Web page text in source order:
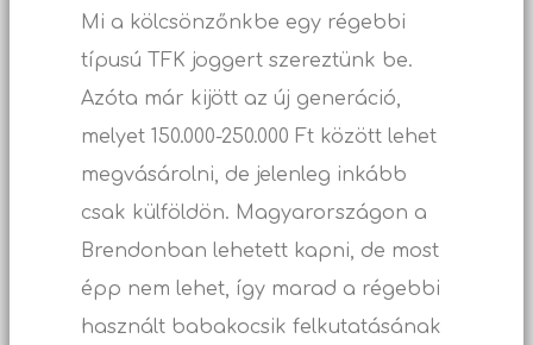
Mi a kölcsönzőnkbe egy régebbi
típusú TFK joggert szereztünk be.
Azóta már kijött az új generáció,
melyet 150.000-250.000 Ft között lehet
megvásárolni, de jelenleg inkább
csak külföldön. Magyarországon a
Brendonban lehetett kapni, de most
épp nem lehet, így marad a régebbi
használt babakocsik felkutatásának